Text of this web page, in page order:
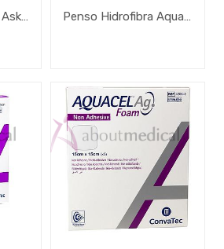
Penso De Espuma Askina Foam Penso Hidrofibra Aquacel Extra